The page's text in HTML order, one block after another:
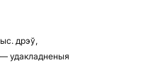
дрэў,
удакладненыя